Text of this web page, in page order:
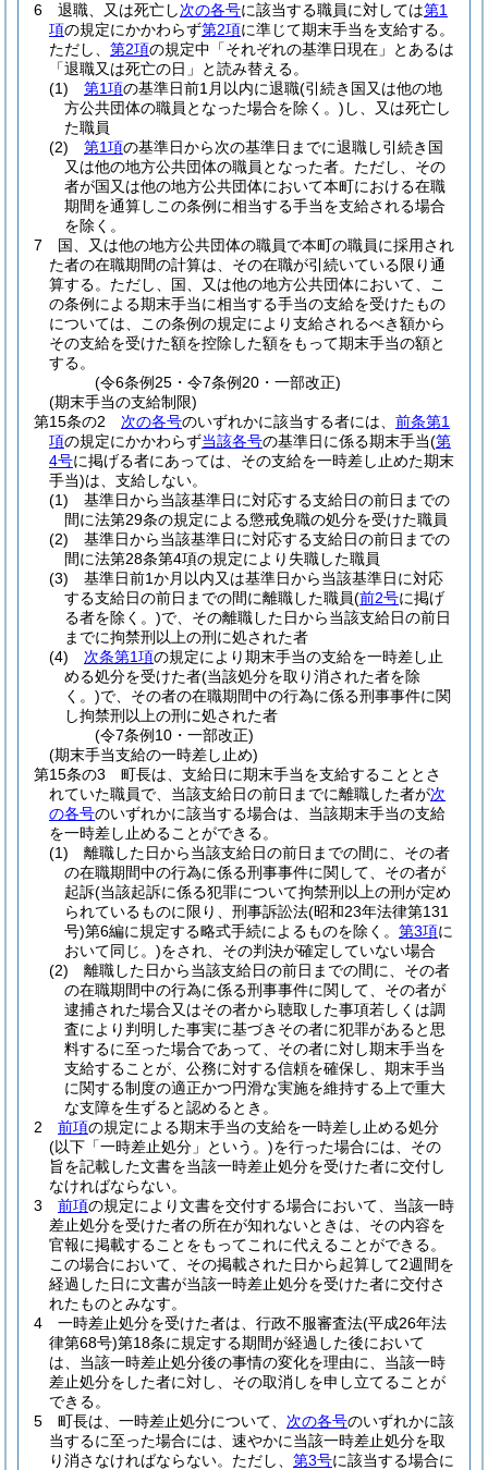
6
退職、又は死亡し次の各号に該当する職員に対しては第1
項の規定にかかわらず第2項に準じて期末手当を支給する。
ただし、 第2項の規定中「それぞれの基準日現在」とあるは
「退職又は死亡の日」と読み替える。
(1)
第1項の基準日前1月以内に退職(引続き国又は他の地
方公共団体の職員となった場合を除く。) し、又は死亡し
た職員
(2)
第1項の基準日から次の基準日までに退職し引続き国
又は他の地方公共団体の職員となった者。 ただし、その
者が国又は他の地方公共団体において本町における在職
期間を通算しこの条例に相当する手当を支給される場合
を除く。
7
国、又は他の地方公共団体の職員で本町の職員に採用され
た者の在職期間の計算は、その在職が引続いている限り通
算する。 ただし、国、又は他の地方公共団体において、こ
の条例による期末手当に相当する手当の支給を受けたもの
については、この条例の規定により支給されるべき額から
その支給を受けた額を控除した額をもって期末手当の額と
する。
(令6条例25・令7条例20・一部改正)
(期末手当の支給制限)
第15条の2
次の各号のいずれかに該当する者には、 前条第1
項の規定にかかわらず当該各号の基準日に係る期末手当(第
4号に掲げる者にあっては、その支給を一時差し止めた期末
手当)は、支給しない。
(1)
基準日から当該基準日に対応する支給日の前日までの
間に法第29条の規定による懲戒免職の処分を受けた職員
(2)
基準日から当該基準日に対応する支給日の前日までの
間に法第28条第4項の規定により失職した職員
(3)
基準日前1か月以内又は基準日から当該基準日に対応
する支給日の前日までの間に離職した職員(前2号に掲げ
る者を除く。)で、その離職した日から当該支給日の前日
までに拘禁刑以上の刑に処された者
(4)
次条第1項の規定により期末手当の支給を一時差し止
める処分を受けた者(当該処分を取り消された者を除
く。)で、その者の在職期間中の行為に係る刑事事件に関
し拘禁刑以上の刑に処された者
(令7条例10・一部改正)
(期末手当支給の一時差し止め)
第15条の3
町長は、支給日に期末手当を支給することとさ
れていた職員で、当該支給日の前日までに離職した者が次
の各号のいずれかに該当する場合は、当該期末手当の支給
を一時差し止めることができる。
(1)
離職した日から当該支給日の前日までの間に、その者
の在職期間中の行為に係る刑事事件に関して、その者が
起訴(当該起訴に係る犯罪について拘禁刑以上の刑が定め
られているものに限り、刑事訴訟法(昭和23年法律第131
号)第6編に規定する略式手続によるものを除く。 第3項に
おいて同じ。)をされ、その判決が確定していない場合
(2)
離職した日から当該支給日の前日までの間に、その者
の在職期間中の行為に係る刑事事件に関して、その者が
逮捕された場合又はその者から聴取した事項若しくは調
査により判明した事実に基づきその者に犯罪があると思
料するに至った場合であって、その者に対し期末手当を
支給することが、公務に対する信頼を確保し、期末手当
に関する制度の適正かつ円滑な実施を維持する上で重大
な支障を生ずると認めるとき。
2
前項の規定による期末手当の支給を一時差し止める処分
(以下「一時差止処分」という。)を行った場合には、その
旨を記載した文書を当該一時差止処分を受けた者に交付し
なければならない。
3
前項の規定により文書を交付する場合において、当該一時
差止処分を受けた者の所在が知れないときは、その内容を
官報に掲載することをもってこれに代えることができる。
この場合において、その掲載された日から起算して2週間を
経過した日に文書が当該一時差止処分を受けた者に交付さ
れたものとみなす。
4
一時差止処分を受けた者は、行政不服審査法(平成26年法
律第68号)第18条に規定する期間が経過した後において
は、当該一時差止処分後の事情の変化を理由に、当該一時
差止処分をした者に対し、その取消しを申し立てることが
できる。
5
町長は、一時差止処分について、 次の各号のいずれかに該
当するに至った場合には、速やかに当該一時差止処分を取
り消さなければならない。 ただし、 第3号に該当する場合に